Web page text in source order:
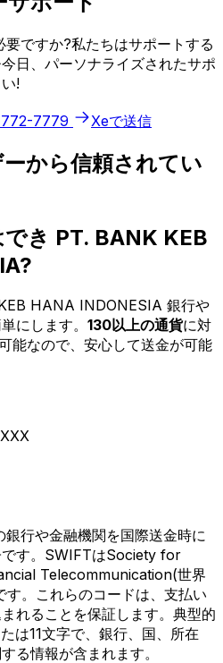
ですか?私たちはサポートする
日、パーソナライズされたサポ
!
772-7779 Xeで送信
から信頼されてい
き PT. BANK KEB
HANA INDONESIA 銀行や
にします。 130以上の通貨に対
能なので、安心して送金が可能
行や金融機関を国際送金時に
す。SWIFTはSociety for
Telecommunication(世界
。これらのコードは、支払い
れることを保証します。典型的
は11文字で、銀行、国、所在
る情報が含まれます。